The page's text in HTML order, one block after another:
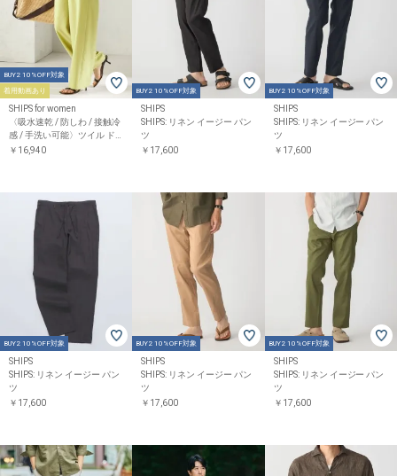
BUY2 10%OFF対象
着用動画あり
SHIPS for women
〈吸水速乾 / 防しわ / 接触冷
感 / 手洗い可能〉ツイル ド
ロスト パンツ
￥16,940
BUY2 10%OFF対象
SHIPS
SHIPS: リネン イージー パン
ツ
￥17,600
BUY2 10%OFF対象
SHIPS
SHIPS: リネン イージー パン
ツ
￥17,600
BUY2 10%OFF対象
SHIPS
SHIPS: リネン イージー パン
ツ
￥17,600
BUY2 10%OFF対象
SHIPS
SHIPS: リネン イージー パン
ツ
￥17,600
BUY2 10%OFF対象
SHIPS
SHIPS: リネン イージー パン
ツ
￥17,600